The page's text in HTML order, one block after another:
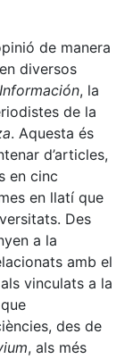
de manera
diversos
Información, la
de la
. Aquesta és
d’articles,
en cinc
en llatí que
Des
a la
amb el
vinculats a la
des de
, als més